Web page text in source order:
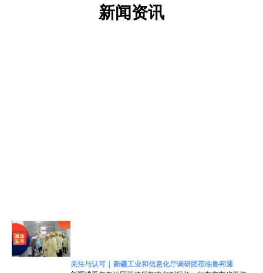
新闻资讯
关注与认可 | 新疆工业和信息化厅调研团莅临鲁邦通